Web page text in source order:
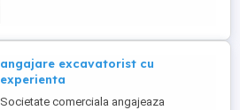
angajare excavatorist cu
experienta
Societate comerciala angajeaza